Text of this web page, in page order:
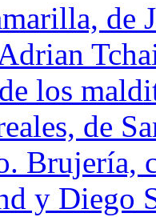
de
los
de
Brujería,
y Diego